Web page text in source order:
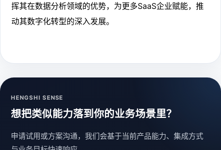
挥其在数据分析领域的优势，为更多SaaS企业赋能，推
动其数字化转型的深入发展。
HENGSHI SENSE
想把类似能力落到你的业务场景里？
申请试用或方案沟通，我们会基于当前产品能力、集成方式